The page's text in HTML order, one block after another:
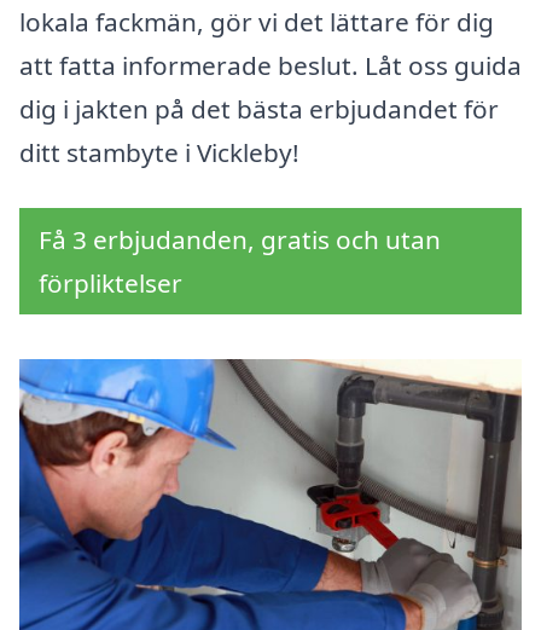
lokala fackmän, gör vi det lättare för dig
att fatta informerade beslut. Låt oss guida
dig i jakten på det bästa erbjudandet för
ditt stambyte i Vickleby!
Få 3 erbjudanden, gratis och utan
förpliktelser